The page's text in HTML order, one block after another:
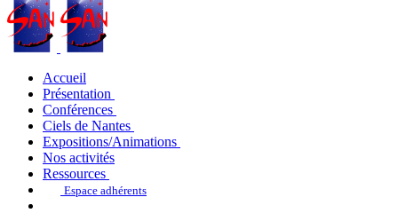
Accueil
Présentation
Conférences
Ciels de Nantes
Expositions/Animations
Nos activités
Ressources
Espace adhérents